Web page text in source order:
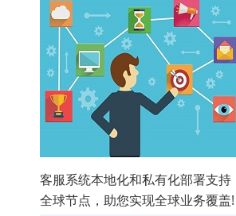
客服系统本地化和私有化部署支持
全球节点，助您实现全球业务覆盖!